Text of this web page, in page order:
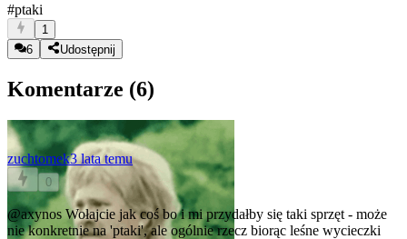
#ptaki
1
6
Udostępnij
Komentarze (6)
zuchtomek3 lata temu
0
@axynos Wołajcie jak coś bo i mi przydałby się taki sprzęt - może
nie konkretnie na 'ptaki', ale ogólnie rzecz biorąc leśne wycieczki